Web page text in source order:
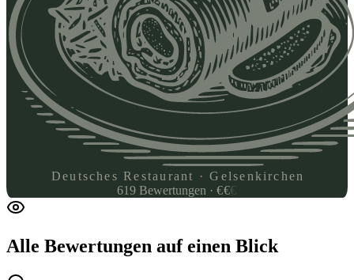
Deutsches Restaurant · Gelsenkirchen
619 Bewertungen ·€€€
Alle Bewertungen auf einen Blick